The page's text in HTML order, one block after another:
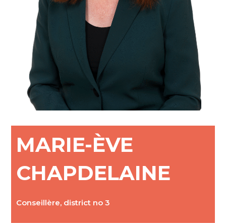
MARIE-ÈVE
CHAPDELAINE
Conseillère, district no 3